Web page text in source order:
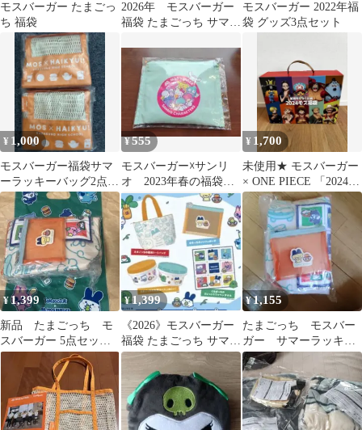
モスバーガー たまごっ
ち 福袋
2026年 モスバーガー
福袋 たまごっち サマー
モスバーガー 2022年福
袋 グッズ3点セット
¥ 1,000
モスバーガー福袋サマ
ーラッキーバッグ2点セ
ット
¥555
モスバーガー☓サンリ
オ 2023年春の福袋
「マルシェバッグ」
「ジッパーバッグ」
¥ 1,700
未使用★ モスバーガー
× ONE PIECE 「2024
モス福袋」 コラボ
¥1,399
新品 たまごっち モ
スバーガー 5点セッ
ト ラッキーサマーバ
ッグ 福袋
¥1,399
《2026》モスバーガー
福袋 たまごっち サマー
ラッキーバッグ グッズ
セット
¥1,155
たまごっち モスバー
ガー サマーラッキー
バッグ 福袋